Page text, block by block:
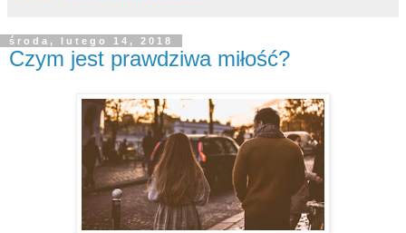
środa, lutego 14, 2018
Czym jest prawdziwa miłość?